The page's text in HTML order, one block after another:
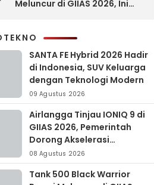
Meluncur di GIIAS 2026, Ini
SANTA FE Hybrid 2026 Hadir
di Indonesia, SUV Keluarga
dengan Teknologi Modern
09 Agustus 2026
Airlangga Tinjau IONIQ 9 di
GIIAS 2026, Pemerintah
Dorong Akselerasi
Kendaraan Listrik
08 Agustus 2026
Tank 500 Black Warrior